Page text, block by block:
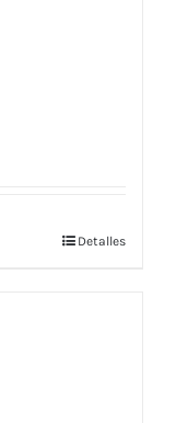
Detalles